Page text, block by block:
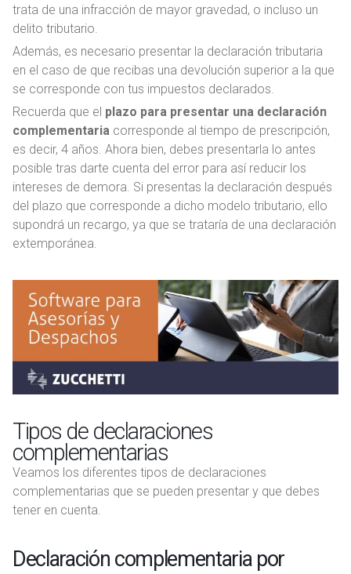
trata de una infracción de mayor gravedad, o incluso un
delito tributario.
Además, es necesario presentar la declaración tributaria
en el caso de que recibas una devolución superior a la que
se corresponde con tus impuestos declarados.
Recuerda que el plazo para presentar una declaración
complementaria corresponde al tiempo de prescripción,
es decir, 4 años. Ahora bien, debes presentarla lo antes
posible tras darte cuenta del error para así reducir los
intereses de demora. Si presentas la declaración después
del plazo que corresponde a dicho modelo tributario, ello
supondrá un recargo, ya que se trataría de una declaración
extemporánea.
Tipos de declaraciones
complementarias
Veamos los diferentes tipos de declaraciones
complementarias que se pueden presentar y que debes
tener en cuenta.
Declaración complementaria por